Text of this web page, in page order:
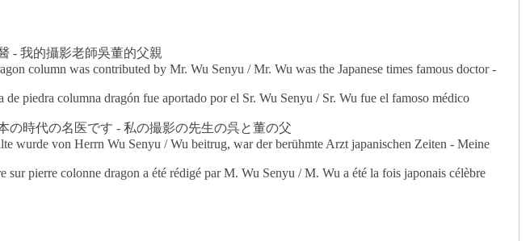
- 我的攝影老師吳董的父親
column was contributed by Mr. Wu Senyu / Mr. Wu was the Japanese times famous doctor -
piedra columna dragón fue aportado por el Sr. Wu Senyu / Sr. Wu fue el famoso médico
の時代の名医です - 私の撮影の先生の呉と董の父
wurde von Herrn Wu Senyu / Wu beitrug, war der berühmte Arzt japanischen Zeiten - Meine
pierre colonne dragon a été rédigé par M. Wu Senyu / M. Wu a été la fois japonais célèbre